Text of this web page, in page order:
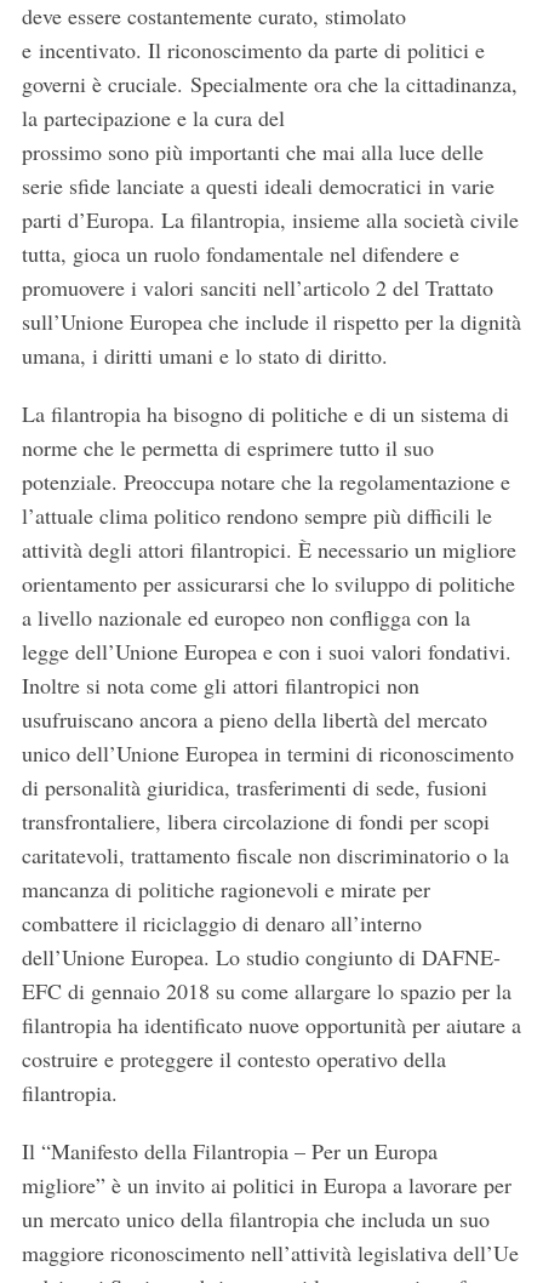
deve essere costantemente curato, stimolato
e incentivato. Il riconoscimento da parte di politici e
governi è cruciale. Specialmente ora che la cittadinanza,
la partecipazione e la cura del
prossimo sono più importanti che mai alla luce delle
serie sfide lanciate a questi ideali democratici in varie
parti d’Europa. La filantropia, insieme alla società civile
tutta, gioca un ruolo fondamentale nel difendere e
promuovere i valori sanciti nell’articolo 2 del Trattato
sull’Unione Europea che include il rispetto per la dignità
umana, i diritti umani e lo stato di diritto.
La filantropia ha bisogno di politiche e di un sistema di
norme che le permetta di esprimere tutto il suo
potenziale. Preoccupa notare che la regolamentazione e
l’attuale clima politico rendono sempre più difficili le
attività degli attori filantropici. È necessario un migliore
orientamento per assicurarsi che lo sviluppo di politiche
a livello nazionale ed europeo non confligga con la
legge dell’Unione Europea e con i suoi valori fondativi.
Inoltre si nota come gli attori filantropici non
usufruiscano ancora a pieno della libertà del mercato
unico dell’Unione Europea in termini di riconoscimento
di personalità giuridica, trasferimenti di sede, fusioni
transfrontaliere, libera circolazione di fondi per scopi
caritatevoli, trattamento fiscale non discriminatorio o la
mancanza di politiche ragionevoli e mirate per
combattere il riciclaggio di denaro all’interno
dell’Unione Europea. Lo studio congiunto di DAFNE-
EFC di gennaio 2018 su come allargare lo spazio per la
filantropia ha identificato nuove opportunità per aiutare a
costruire e proteggere il contesto operativo della
filantropia.
Il “Manifesto della Filantropia – Per un Europa
migliore” è un invito ai politici in Europa a lavorare per
un mercato unico della filantropia che includa un suo
maggiore riconoscimento nell’attività legislativa dell’Ue